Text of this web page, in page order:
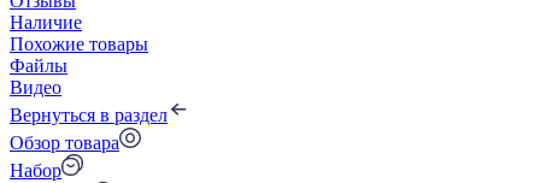
Наличие
Похожие товары
Файлы
Видео
Вернуться в раздел
Обзор товара
Набор